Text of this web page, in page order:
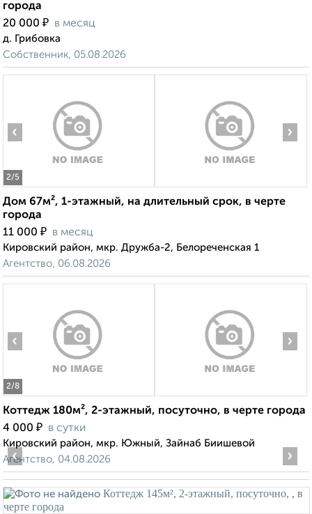
города
20 000 ₽ в месяц
д. Грибовка
Собственник, 05.08.2026
2/5
‹ ›
Дом 67м², 1-этажный, на длительный срок, в черте
города
11 000 ₽ в месяц
Кировский район, мкр. Дружба-2, Белореченская 1
Агентство, 06.08.2026
2/8
‹ ›
Коттедж 180м², 2-этажный, посуточно, в черте города
4 000 ₽ в сутки
Кировский район, мкр. Южный, Зайнаб Биишевой
Агентство, 04.08.2026
‹ ›